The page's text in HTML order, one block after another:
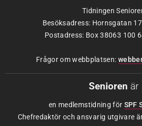
Tidningen
Besöksadress: Hornsgatan
Postadress: Box 38063 100
Frågor om webbplatsen:
Senioren är
en medlemstidning för SPF
Chefredaktör och ansvarig utgivare